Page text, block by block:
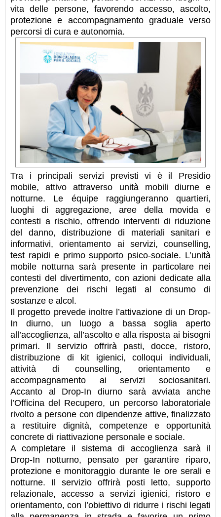
vita delle persone, favorendo accesso, ascolto,
protezione e accompagnamento graduale verso
percorsi di cura e autonomia.
Tra i principali servizi previsti vi è il Presidio
mobile, attivo attraverso unità mobili diurne e
notturne. Le équipe raggiungeranno quartieri,
luoghi di aggregazione, aree della movida e
contesti a rischio, offrendo interventi di riduzione
del danno, distribuzione di materiali sanitari e
informativi, orientamento ai servizi, counselling,
test rapidi e primo supporto psico-sociale. L’unità
mobile notturna sarà presente in particolare nei
contesti del divertimento, con azioni dedicate alla
prevenzione dei rischi legati al consumo di
sostanze e alcol.
Il progetto prevede inoltre l’attivazione di un Drop-
In diurno, un luogo a bassa soglia aperto
all’accoglienza, all’ascolto e alla risposta ai bisogni
primari. Il servizio offrirà pasti, docce, ristoro,
distribuzione di kit igienici, colloqui individuali,
attività di counselling, orientamento e
accompagnamento ai servizi sociosanitari.
Accanto al Drop-In diurno sarà avviata anche
l’Officina del Recupero, un percorso laboratoriale
rivolto a persone con dipendenze attive, finalizzato
a restituire dignità, competenze e opportunità
concrete di riattivazione personale e sociale.
A completare il sistema di accoglienza sarà il
Drop-In notturno, pensato per garantire riparo,
protezione e monitoraggio durante le ore serali e
notturne. Il servizio offrirà posti letto, supporto
relazionale, accesso a servizi igienici, ristoro e
orientamento, con l’obiettivo di ridurre i rischi legati